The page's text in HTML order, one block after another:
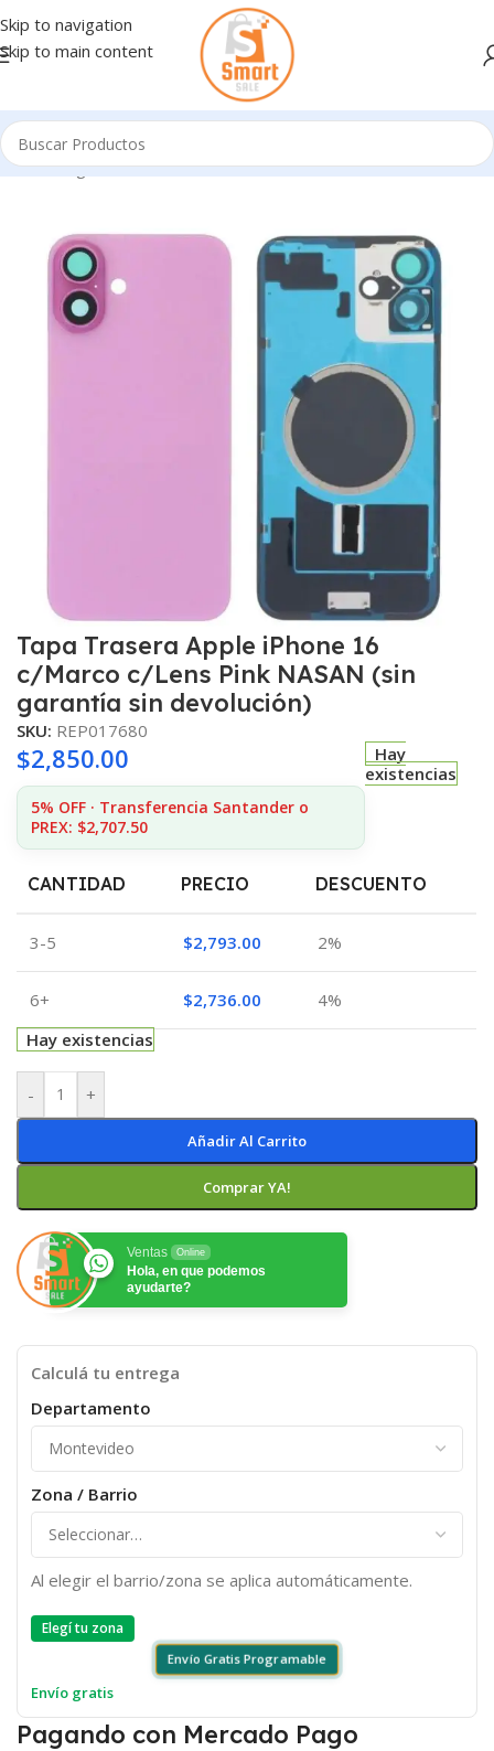
Skip to navigation
Skip to main content
Inicio/Ingresando
Tapa Trasera Apple iPhone 16
c/Marco c/Lens Pink NASAN (sin
garantía sin devolución)
SKU: REP017680
$2,850.00
5% OFF · Transferencia Santander o
PREX: $2,707.50
Hay
existencias
CANTIDAD PRECIO DESCUENTO
3-5 $2,793.00 2%
6+ $2,736.00
4%
Hay existencias
- +
Añadir Al Carrito
Comprar YA!
Ventas Online
Hola, en que podemos
ayudarte?
Calculá tu entrega
Departamento
Zona / Barrio
Al elegir el barrio/zona se aplica automáticamente.
Elegí tu zona
Envío Gratis Programable
Envío gratis
Pagando con Mercado Pago